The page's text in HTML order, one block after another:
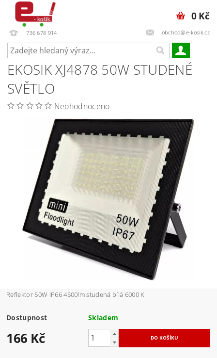
736 678 914 obchod@e-kosik.cz
0 Kč
EKOSIK XJ4878 50W STUDENÉ
SVĚTLO
Neohodnoceno
Reflektor 50W IP66 4500lm studená bílá 6000 K
Dostupnost Skladem
166 Kč